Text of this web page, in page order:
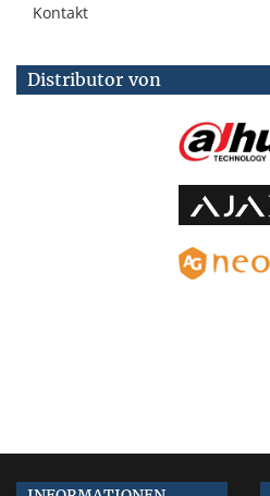
Kontakt
Distributor von